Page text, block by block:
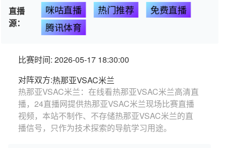
直播
源：
咪咕直播 热门推荐
免费直播
腾讯体育
比赛时间: 2026-05-17 18:30:00
对阵双方:热那亚VSAC米兰
热那亚VSAC米兰：在线看热那亚VSAC米兰高清直
播，24直播网提供热那亚VSAC米兰现场比赛直播
视频，本站不制作、不存储热那亚VSAC米兰的直
播信号，只作为技术探索的导航学习用途。